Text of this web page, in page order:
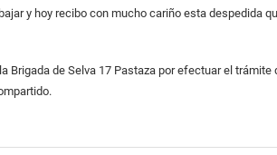
y hoy recibo con mucho cariño esta despedida
Brigada de Selva 17 Pastaza por efectuar el